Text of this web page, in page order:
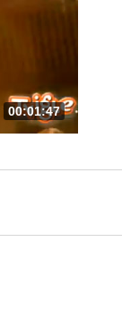
00:01:47